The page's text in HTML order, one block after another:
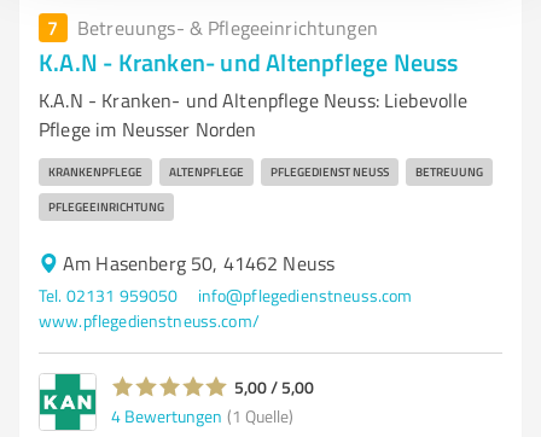
7 Betreuungs- & Pflegeeinrichtungen
K.A.N - Kranken- und Altenpflege Neuss
K.A.N - Kranken- und Altenpflege Neuss: Liebevolle
Pflege im Neusser Norden
KRANKENPFLEGE ALTENPFLEGE PFLEGEDIENST NEUSS BETREUUNG
PFLEGEEINRICHTUNG
Am Hasenberg 50, 41462 Neuss
Tel. 02131 959050
info@pflegedienstneuss.com
www.pflegedienstneuss.com/
5,00 / 5,00
4 Bewertungen (1 Quelle)